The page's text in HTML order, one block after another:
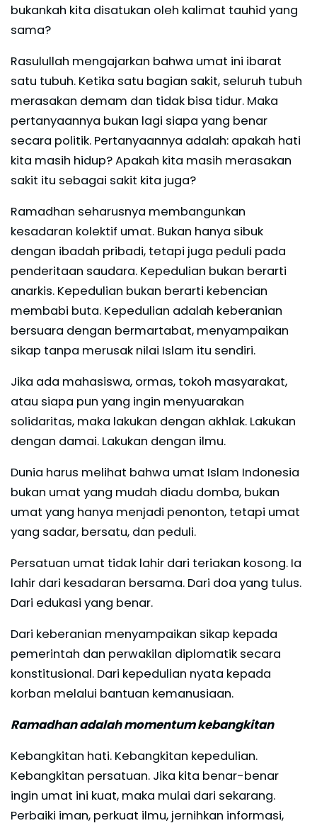
bukankah kita disatukan oleh kalimat tauhid yang
sama?
Rasulullah mengajarkan bahwa umat ini ibarat
satu tubuh. Ketika satu bagian sakit, seluruh tubuh
merasakan demam dan tidak bisa tidur. Maka
pertanyaannya bukan lagi siapa yang benar
secara politik. Pertanyaannya adalah: apakah hati
kita masih hidup? Apakah kita masih merasakan
sakit itu sebagai sakit kita juga?
Ramadhan seharusnya membangunkan
kesadaran kolektif umat. Bukan hanya sibuk
dengan ibadah pribadi, tetapi juga peduli pada
penderitaan saudara. Kepedulian bukan berarti
anarkis. Kepedulian bukan berarti kebencian
membabi buta. Kepedulian adalah keberanian
bersuara dengan bermartabat, menyampaikan
sikap tanpa merusak nilai Islam itu sendiri.
Jika ada mahasiswa, ormas, tokoh masyarakat,
atau siapa pun yang ingin menyuarakan
solidaritas, maka lakukan dengan akhlak. Lakukan
dengan damai. Lakukan dengan ilmu.
Dunia harus melihat bahwa umat Islam Indonesia
bukan umat yang mudah diadu domba, bukan
umat yang hanya menjadi penonton, tetapi umat
yang sadar, bersatu, dan peduli.
Persatuan umat tidak lahir dari teriakan kosong. Ia
lahir dari kesadaran bersama. Dari doa yang tulus.
Dari edukasi yang benar.
Dari keberanian menyampaikan sikap kepada
pemerintah dan perwakilan diplomatik secara
konstitusional. Dari kepedulian nyata kepada
korban melalui bantuan kemanusiaan.
Ramadhan adalah momentum kebangkitan
Kebangkitan hati. Kebangkitan kepedulian.
Kebangkitan persatuan. Jika kita benar-benar
ingin umat ini kuat, maka mulai dari sekarang.
Perbaiki iman, perkuat ilmu, jernihkan informasi,